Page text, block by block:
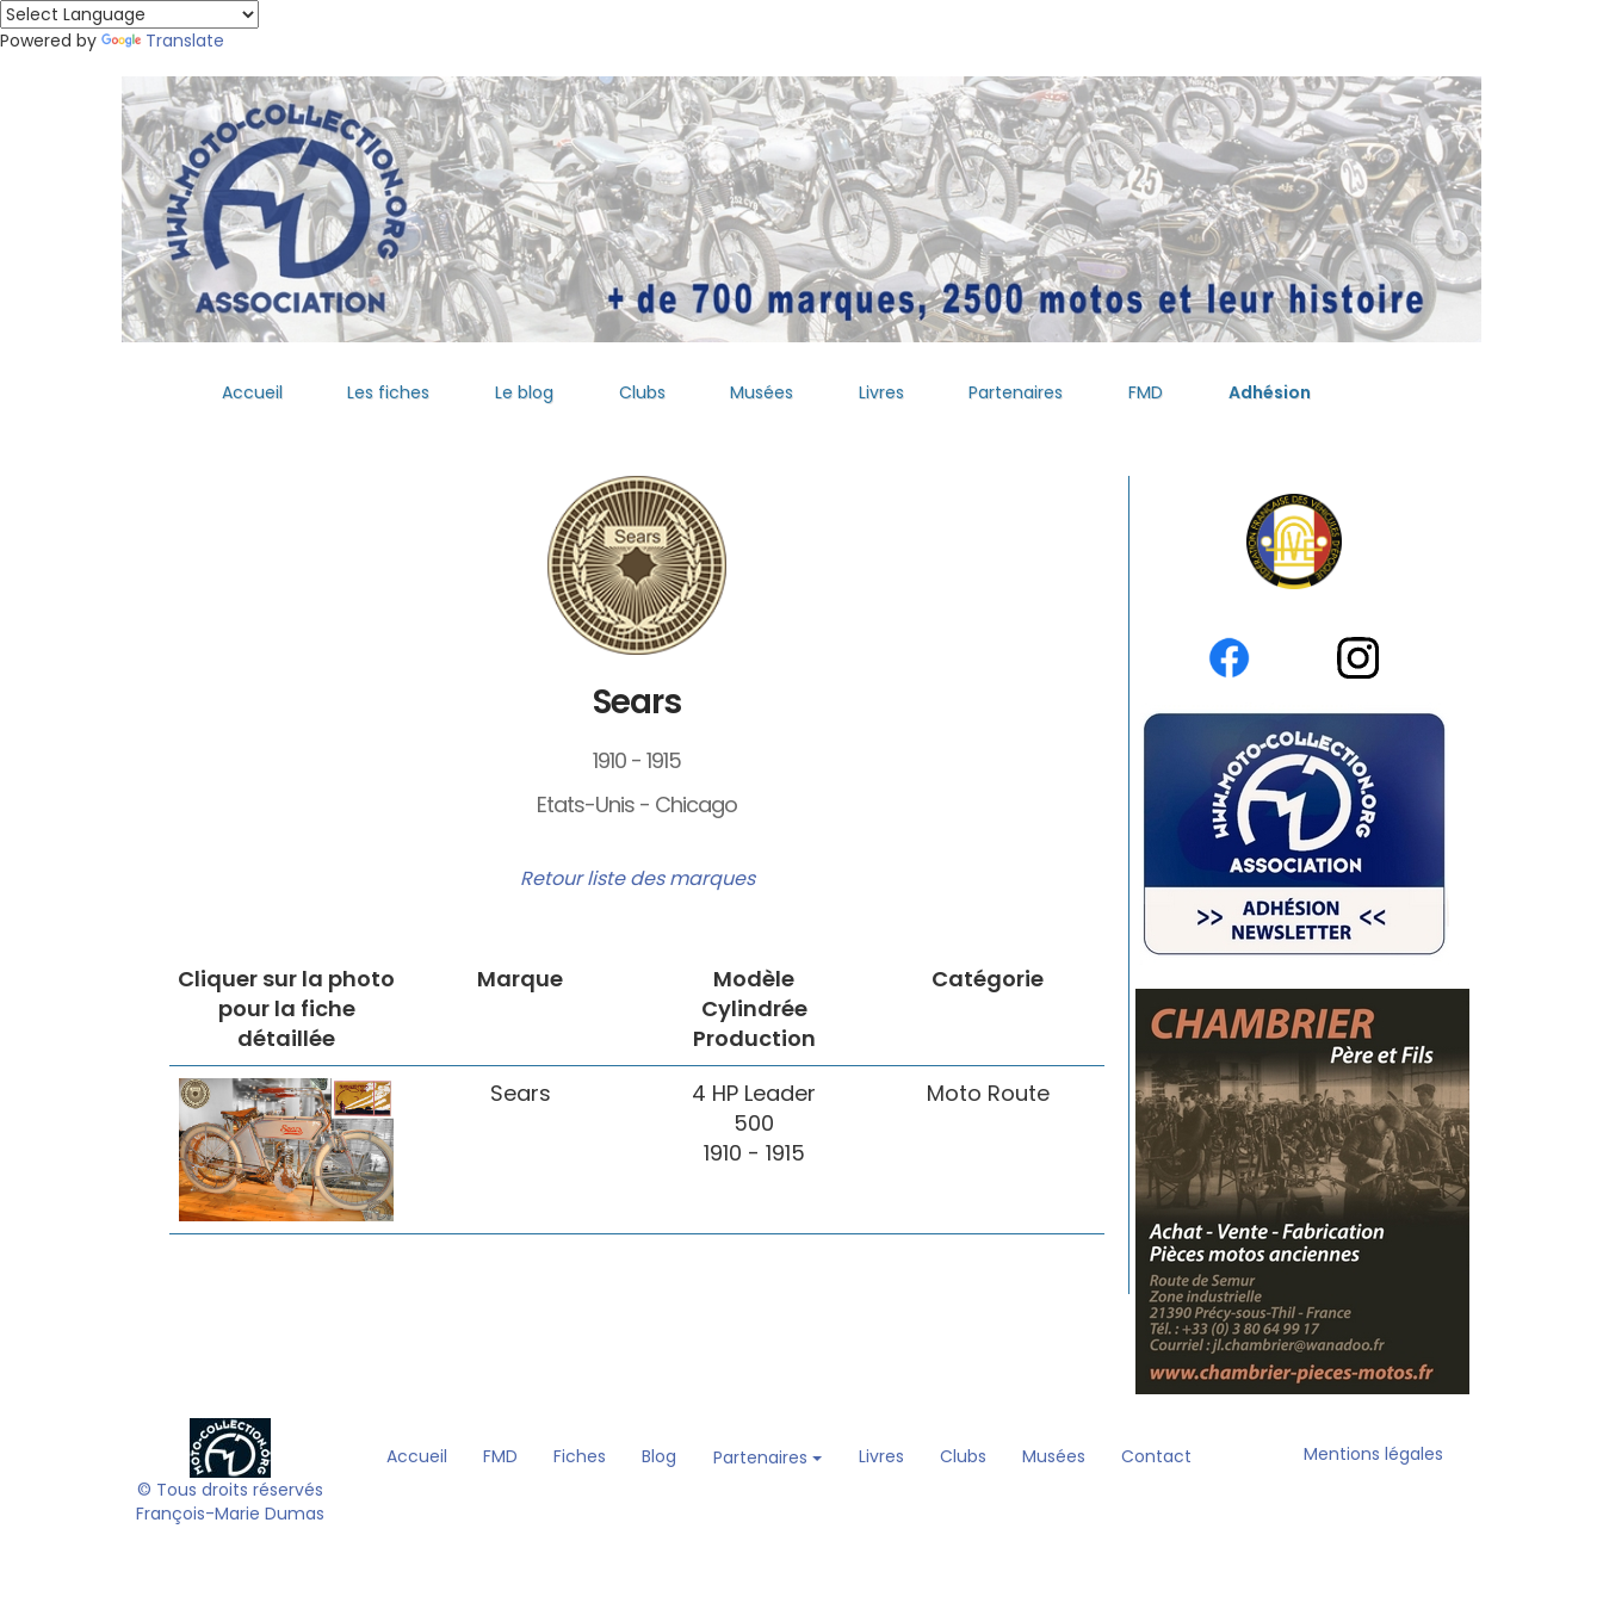
Powered by Translate
Accueil Les fiches Le blog Clubs Musées Livres Partenaires FMD Adhésion
Sears
1910 - 1915
Etats-Unis - Chicago
Retour liste des marques
Cliquer sur la photo
pour la fiche
détaillée
Marque
Modèle
Cylindrée
Production
Catégorie
Sears
4 HP Leader
500
1910 - 1915
Moto Route
© Tous droits réservés
François-Marie Dumas
Accueil FMD Fiches Blog Partenaires Livres Clubs Musées Contact Mentions légales